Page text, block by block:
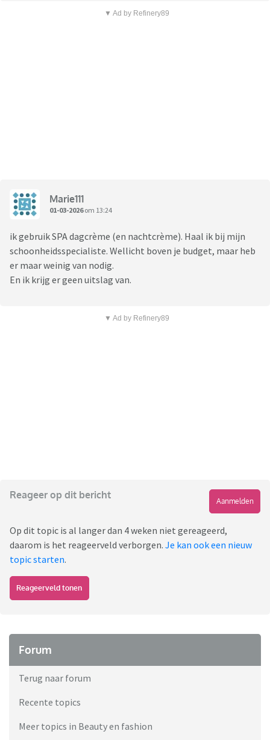
▼ Ad by Refinery89
Marie111
01-03-2026om 13:24
ik gebruik SPA dagcrème (en nachtcrème). Haal ik bij mijn
schoonheidsspecialiste. Wellicht boven je budget, maar heb
er maar weinig van nodig.
En ik krijg er geen uitslag van.
▼ Ad by Refinery89
Reageer op dit bericht
Aanmelden
Op dit topic is al langer dan 4 weken niet gereageerd,
daarom is het reageerveld verborgen. Je kan ook een nieuw
topic starten.
Reageerveld tonen
Forum
Terug naar forum
Recente topics
Meer topics in Beauty en fashion